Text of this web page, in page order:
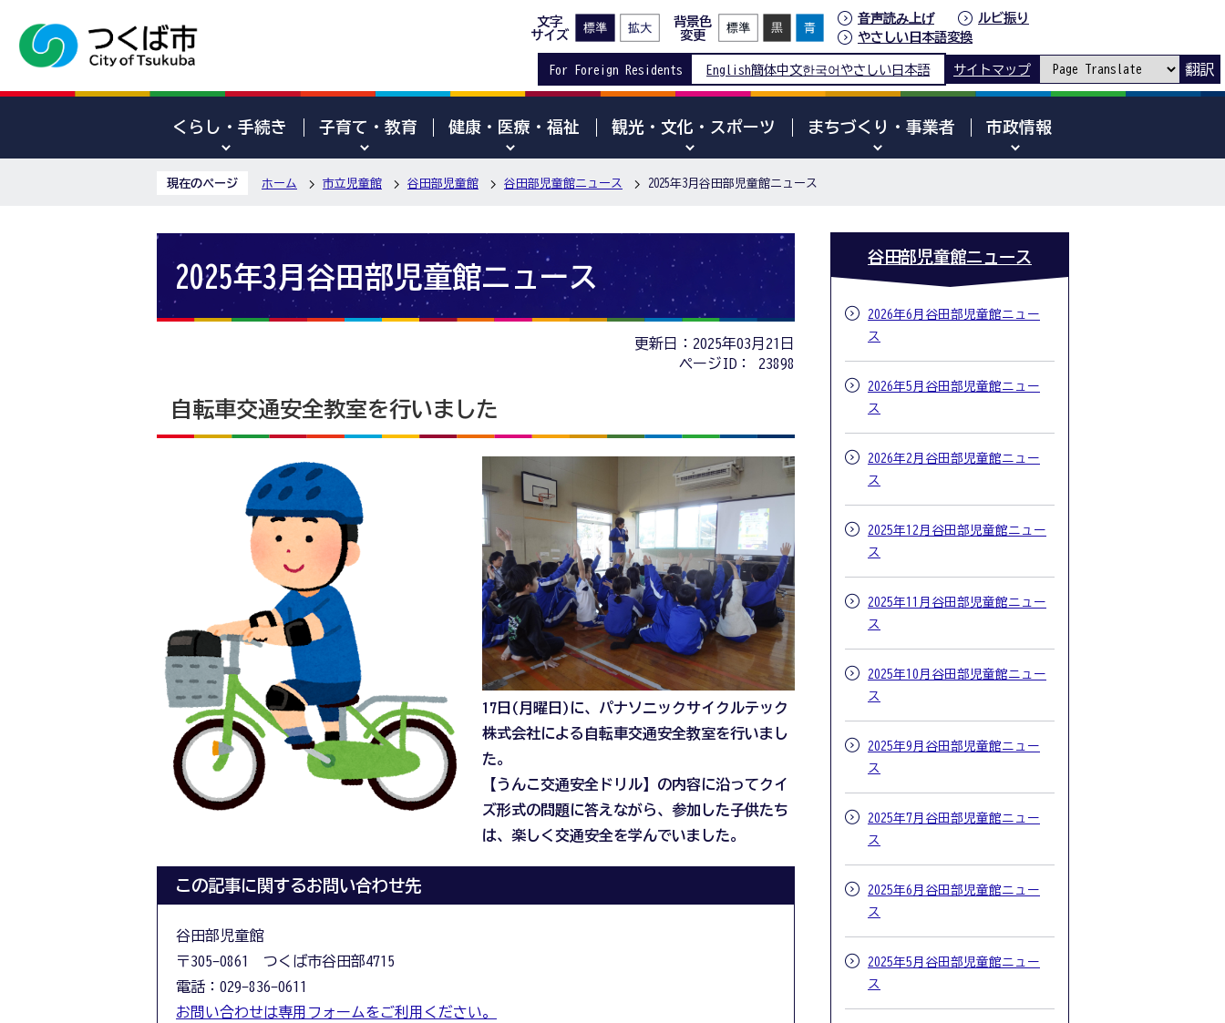
文字
サイズ
背景色
変更
音声読み上げ
ルビ振り
やさしい日本語変換
For Foreign Residents English簡体中文한국어 やさしい日本語 サイトマップ 翻訳
くらし・手続き 子育て・教育 健康・医療・福祉 観光・文化・スポーツ まちづくり・事業者 市政情報
現在のページ ホーム 市立児童館 谷田部児童館 谷田部児童館ニュース 2025年3月谷田部児童館ニュース
2025年3月谷田部児童館ニュース
更新日：2025年03月21日
ページID：
23898
自転車交通安全教室を行いました
17日(月曜日)に、パナソニックサイクルテック
株式会社による自転車交通安全教室を行いまし
た。
【うんこ交通安全ドリル】の内容に沿ってクイ
ズ形式の問題に答えながら、参加した子供たち
は、楽しく交通安全を学んでいました。
この記事に関するお問い合わせ先
谷田部児童館
〒305-0861 つくば市谷田部4715
電話：029-836-0611
お問い合わせは専用フォームをご利用ください。
谷田部児童館ニュース
2026年6月谷田部児童館ニュー
ス
2026年5月谷田部児童館ニュー
ス
2026年2月谷田部児童館ニュー
ス
2025年12月谷田部児童館ニュー
ス
2025年11月谷田部児童館ニュー
ス
2025年10月谷田部児童館ニュー
ス
2025年9月谷田部児童館ニュー
ス
2025年7月谷田部児童館ニュー
ス
2025年6月谷田部児童館ニュー
ス
2025年5月谷田部児童館ニュー
ス